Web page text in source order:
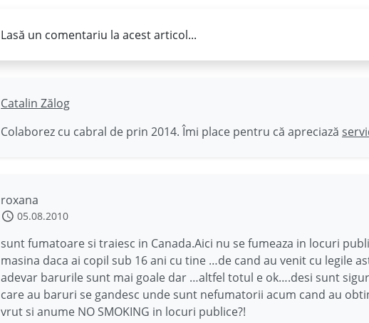
Lasă un comentariu la acest articol...
Catalin Zălog
Colaborez cu cabral de prin 2014. Îmi place pentru că apreciază
roxana
05.08.2010
sunt fumatoare si traiesc in Canada.Aici nu se fumeaza in locuri
masina daca ai copil sub 16 ani cu tine …de cand au venit cu legile
adevar barurile sunt mai goale dar …altfel totul e ok….desi sunt
care au baruri se gandesc unde sunt nefumatorii acum cand au
vrut si anume NO SMOKING in locuri publice?!